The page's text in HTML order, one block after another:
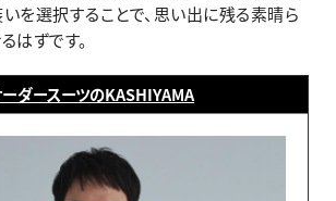
を選択することで、思い出に残る素晴ら
はずです。
ーダースーツのKASHIYAMA